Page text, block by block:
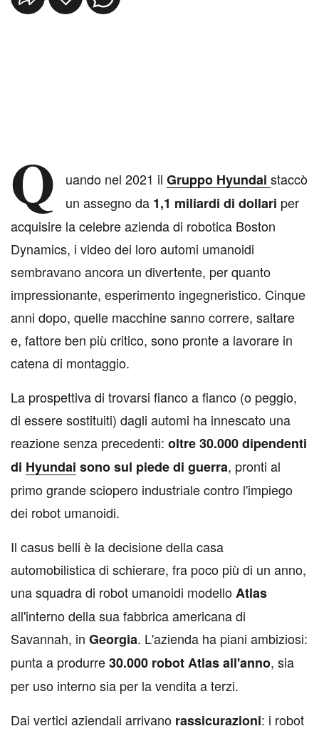
Q uando nel 2021 il Gruppo Hyundai staccò
un assegno da 1,1 miliardi di dollari per
acquisire la celebre azienda di robotica Boston
Dynamics, i video dei loro automi umanoidi
sembravano ancora un divertente, per quanto
impressionante, esperimento ingegneristico. Cinque
anni dopo, quelle macchine sanno correre, saltare
e, fattore ben più critico, sono pronte a lavorare in
catena di montaggio.
La prospettiva di trovarsi fianco a fianco (o peggio,
di essere sostituiti) dagli automi ha innescato una
reazione senza precedenti: oltre 30.000 dipendenti
di Hyundai sono sul piede di guerra, pronti al
primo grande sciopero industriale contro l'impiego
dei robot umanoidi.
Il casus belli è la decisione della casa
automobilistica di schierare, fra poco più di un anno,
una squadra di robot umanoidi modelloAtlas
all'interno della sua fabbrica americana di
Savannah, in Georgia. L'azienda ha piani ambiziosi:
punta a produrre30.000 robot Atlas all'anno, sia
per uso interno sia per la vendita a terzi.
Dai vertici aziendali arrivano rassicurazioni: i robot